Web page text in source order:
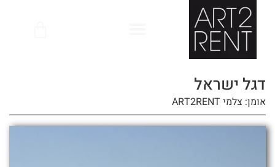
דגל ישראל
אומן: צלמי ART2RENT